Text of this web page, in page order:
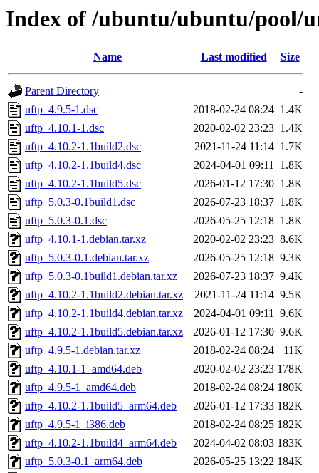
Index of /ubuntu/ubuntu/pool/
Name Last modified Size
Parent Directory
-
uftp_4.9.5-1.dsc
2018-02-24 08:24 1.4K
uftp_4.10.1-1.dsc
2020-02-02 23:23 1.4K
uftp_4.10.2-1.1build2.dsc
2021-11-24 11:14 1.7K
uftp_4.10.2-1.1build4.dsc
2024-04-01 09:11 1.8K
uftp_4.10.2-1.1build5.dsc
2026-01-12 17:30 1.8K
uftp_5.0.3-0.1build1.dsc
2026-07-23 18:37 1.8K
uftp_5.0.3-0.1.dsc
2026-05-25 12:18 1.8K
uftp_4.10.1-1.debian.tar.xz
2020-02-02 23:23 8.6K
uftp_5.0.3-0.1.debian.tar.xz
2026-05-25 12:18 9.3K
uftp_5.0.3-0.1build1.debian.tar.xz
2026-07-23 18:37 9.4K
uftp_4.10.2-1.1build2.debian.tar.xz
2021-11-24 11:14 9.5K
uftp_4.10.2-1.1build4.debian.tar.xz
2024-04-01 09:11 9.6K
uftp_4.10.2-1.1build5.debian.tar.xz
2026-01-12 17:30 9.6K
uftp_4.9.5-1.debian.tar.xz
2018-02-24 08:24
11K
uftp_4.10.1-1_amd64.deb
2020-02-02 23:23 178K
uftp_4.9.5-1_amd64.deb
2018-02-24 08:24 180K
uftp_4.10.2-1.1build5_arm64.deb
2026-01-12 17:33 182K
uftp_4.9.5-1_i386.deb
2018-02-24 08:25 182K
uftp_4.10.2-1.1build4_arm64.deb
2024-04-02 08:03 183K
uftp_5.0.3-0.1_arm64.deb
2026-05-25 13:22 184K